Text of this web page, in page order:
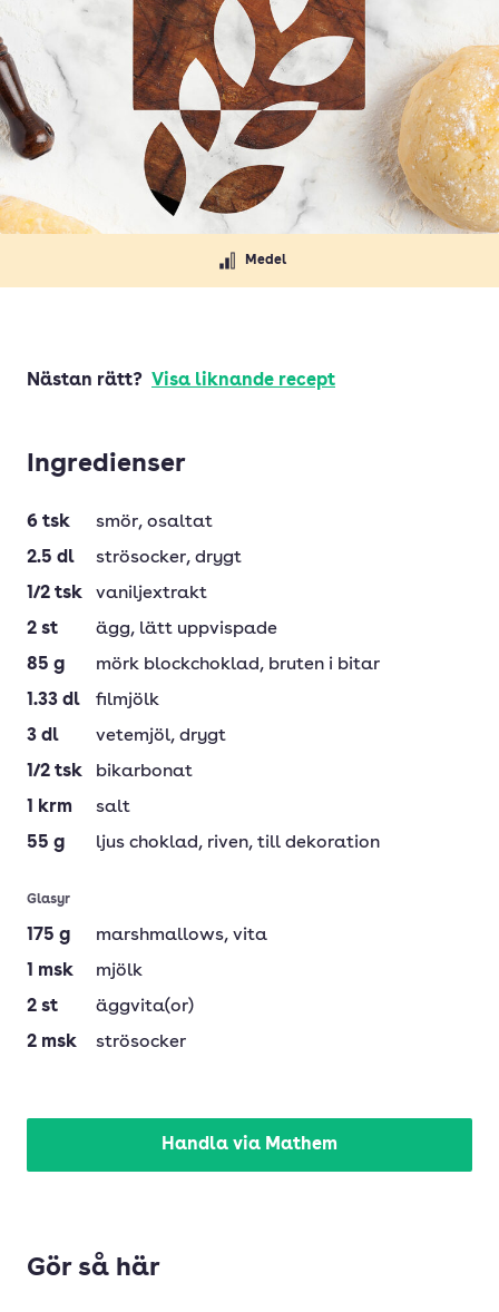
Medel
Nästan rätt? Visa liknande recept
Ingredienser
6 tsk smör, osaltat
2.5 dl strösocker, drygt
1/2 tsk
vaniljextrakt
2 st ägg, lätt uppvispade
85 g mörk blockchoklad, bruten i bitar
1.33 dl
filmjölk
3 dl vetemjöl, drygt
1/2 tsk
bikarbonat
1
krm
salt
55 g ljus choklad, riven, till dekoration
Glasyr
175 g marshmallows, vita
1 msk
mjölk
2 st
äggvita(or)
2 msk strösocker
Handla via Mathem
Gör så här